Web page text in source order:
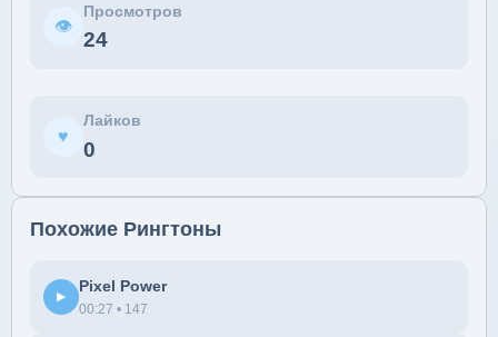
👁
Просмотров
24
♥
Лайков
0
Похожие Рингтоны
▶
Pixel Power
00:27 • 147